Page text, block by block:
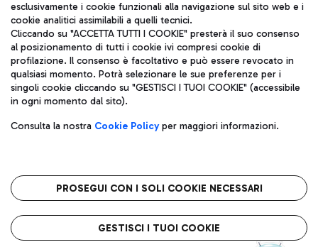
Aeroporti di Roma S.p.A. - Società soggetta a direzione e
coordinamento di Mundys S.p.A.
Codice fiscale e Registro delle Imprese di Roma 13032990155 P.
IVA 06572251004
Capitale sociale 62.224.743,00 int. vers.
Sede legale: Via Pier Paolo Racchetti 1 - 00054 Fiumicino (RM)
telefono +39 06 65951
Privacy policy
Note legali
Roma FCO
L'aeroporto stellato
esclusivamente i cookie funzionali alla navigazione sul sito web e i
cookie analitici assimilabili a quelli tecnici.
Cliccando su "ACCETTA TUTTI I COOKIE" presterà il suo consenso
al posizionamento di tutti i cookie ivi compresi cookie di
profilazione. Il consenso è facoltativo e può essere revocato in
qualsiasi momento. Potrà selezionare le sue preferenze per i
singoli cookie cliccando su "GESTISCI I TUOI COOKIE" (accessibile
in ogni momento dal sito).
Consulta la nostra Cookie Policyper maggiori informazioni.
PROSEGUI CON I SOLI COOKIE NECESSARI
GESTISCI I TUOI COOKIE